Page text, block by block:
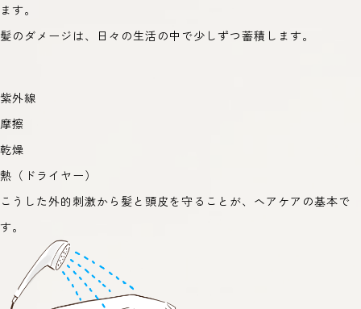
ます。
髪のダメージは、日々の生活の中で少しずつ蓄積します。
紫外線
摩擦
乾燥
熱（ドライヤー）
こうした外的刺激から髪と頭皮を守ることが、ヘアケアの基本で
す。